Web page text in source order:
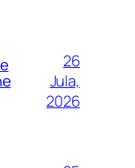
26
Jula,
2026